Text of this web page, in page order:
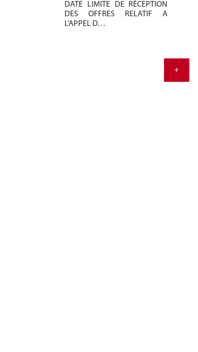
DATE LIMITE DE RÉCEPTION
DES OFFRES RELATIF A
L’APPEL D…
+